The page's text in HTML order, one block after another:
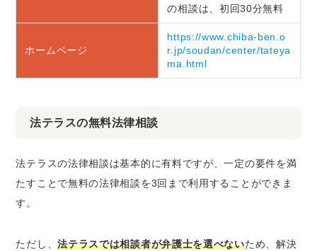
の相談は、初回30分無料
ホームページ
https://www.chiba-ben.o
r.jp/soudan/center/tateya
ma.html
法テラスの無料法律相談
法テラスの法律相談は基本的に有料ですが、一定の要件を満
たすことで無料の法律相談を3回まで利用することができま
す。
ただし、法テラスでは相談者が弁護士を選べないため、解決